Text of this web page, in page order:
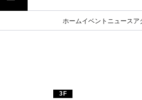
ホームイベント ニュース ア
3F